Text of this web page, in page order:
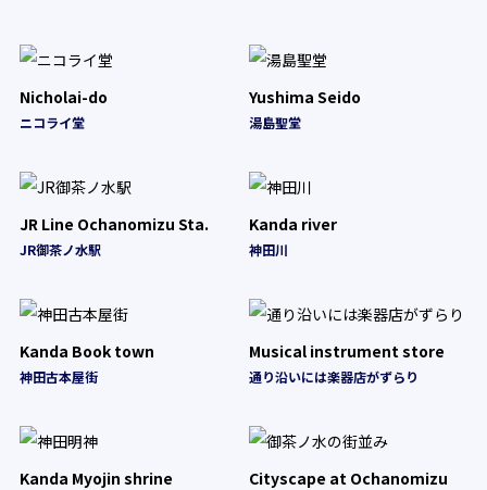
Nicholai-do
ニコライ堂
Yushima Seido
湯島聖堂
JR Line Ochanomizu Sta.
JR御茶ノ水駅
Kanda river
神田川
Kanda Book town
神田古本屋街
Musical instrument store
通り沿いには楽器店がずらり
Kanda Myojin shrine Cityscape at Ochanomizu